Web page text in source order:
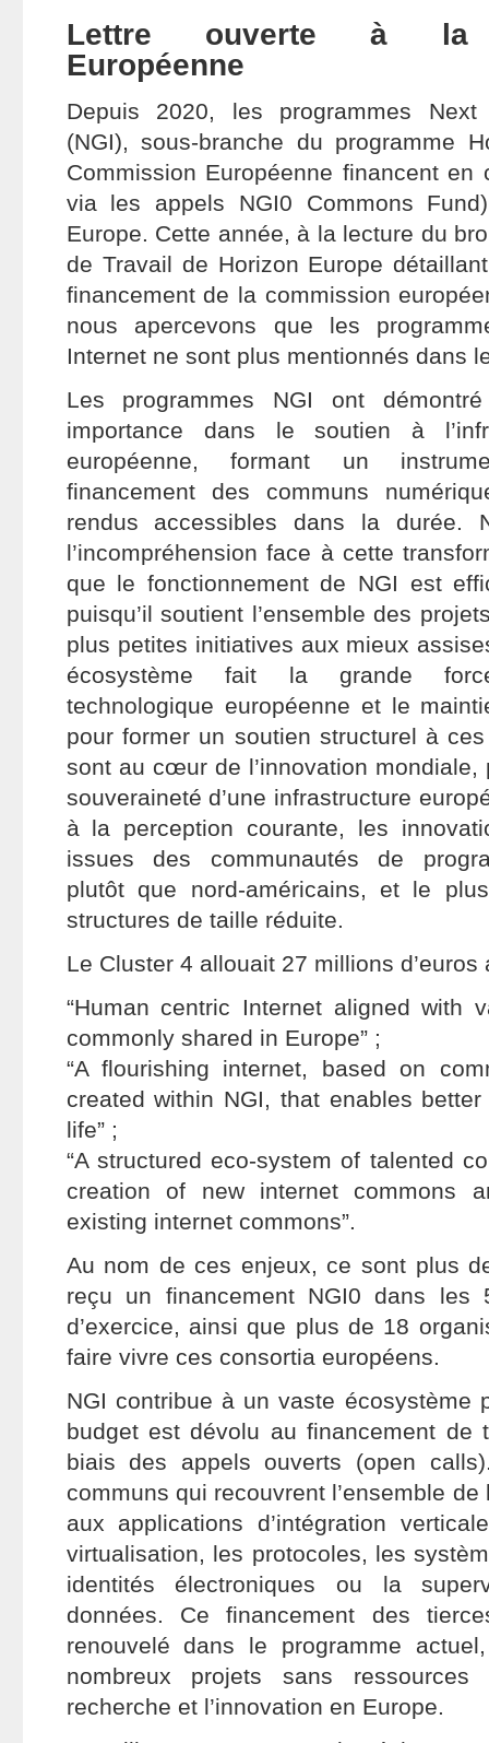
Lettre ouverte à la
Européenne
Depuis 2020, les programmes Next
(NGI), sous-branche du programme
Commission Européenne financent en
via les appels NGI0 Commons
Europe. Cette année, à la lecture du
de Travail de Horizon Europe
financement de la commission
nous apercevons que les
Internet ne sont plus mentionnés dans
Les programmes NGI ont
importance dans le soutien à
européenne, formant un
financement des communs
rendus accessibles dans la durée.
l’incompréhension face à cette
que le fonctionnement de NGI est
puisqu’il soutient l’ensemble des
plus petites initiatives aux mieux
écosystème fait la grande
technologique européenne et le
pour former un soutien structurel à
sont au cœur de l’innovation mondiale,
souveraineté d’une infrastructure
à la perception courante, les
issues des communautés de
plutôt que nord-américains, et le
structures de taille réduite.
Le Cluster 4 allouait 27 millions d’euros
“Human centric Internet aligned with
commonly shared in Europe” ;
“A flourishing internet, based on
created within NGI, that enables
life” ;
“A structured eco-system of talented
creation of new internet commons
existing internet commons”.
Au nom de ces enjeux, ce sont plus
reçu un financement NGI0 dans les
d’exercice, ainsi que plus de 18
faire vivre ces consortia européens.
NGI contribue à un vaste écosystème
budget est dévolu au financement de
biais des appels ouverts (open
communs qui recouvrent l’ensemble de
aux applications d’intégration
virtualisation, les protocoles, les
identités électroniques ou la
données. Ce financement des
renouvelé dans le programme
nombreux projets sans
recherche et l’innovation en Europe.